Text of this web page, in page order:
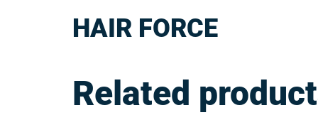
HAIR FORCE
Related